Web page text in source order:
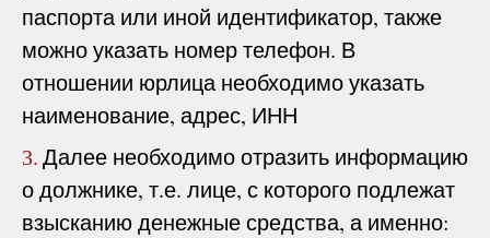
паспорта или иной идентификатор, также
можно указать номер телефон. В
отношении юрлица необходимо указать
наименование, адрес, ИНН
3. Далее необходимо отразить информацию
о должнике, т.е. лице, с которого подлежат
взысканию денежные средства, а именно: